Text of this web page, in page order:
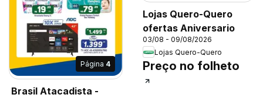
Página 4
Brasil Atacadista -
Lojas Quero-Quero
ofertas Aniversario
03/08 - 09/08/2026
Lojas Quero-Quero
Preço no folheto